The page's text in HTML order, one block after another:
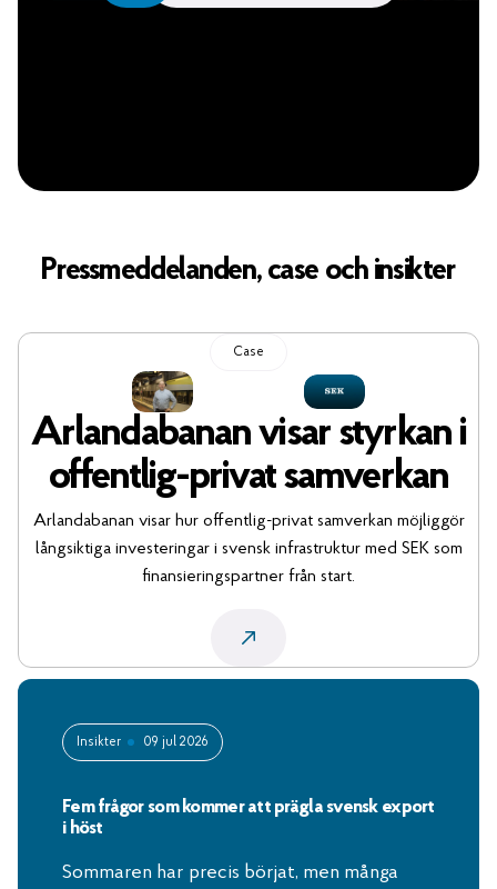
Pressmeddelanden, case och insikter
Case
Arlandabanan visar styrkan i
offentlig-privat samverkan
Arlandabanan visar hur offentlig-privat samverkan möjliggör
långsiktiga investeringar i svensk infrastruktur med SEK som
finansieringspartner från start.
Insikter 09 jul 2026
Fem frågor som kommer att prägla svensk export
i höst
Sommaren har precis börjat, men många